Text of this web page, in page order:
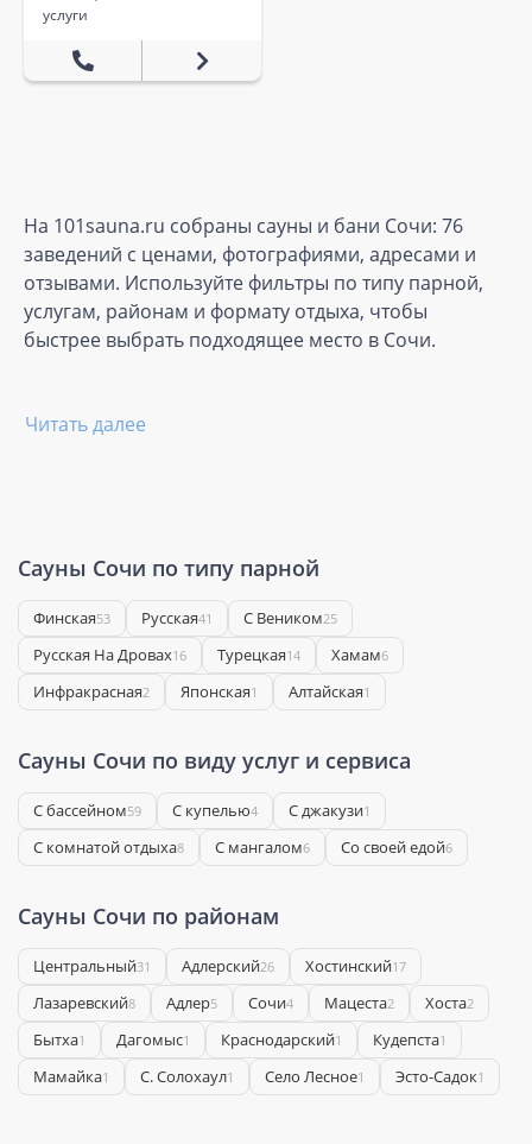
услуги
На 101sauna.ru собраны сауны и бани Сочи: 76
заведений с ценами, фотографиями, адресами и
отзывами. Используйте фильтры по типу парной,
услугам, районам и формату отдыха, чтобы
быстрее выбрать подходящее место в Сочи.
Читать далее
Сауны Сочи по типу парной
Финская53 Русская41 С Веником25
Русская На Дровах16 Турецкая14 Хамам6
Инфракрасная2 Японская1 Алтайская1
Сауны Сочи по виду услуг и сервиса
С бассейном59 С купелью4 С джакузи1
С комнатой отдыха8 С мангалом6 Со своей едой6
Сауны Сочи по районам
Центральный31 Адлерский26 Хостинский17
Лазаревский8 Адлер5 Сочи4 Мацеста2 Хоста2
Бытха1 Дагомыс1 Краснодарский1 Кудепста1
Мамайка1 С. Солохаул1 Село Лесное1 Эсто-Садок1